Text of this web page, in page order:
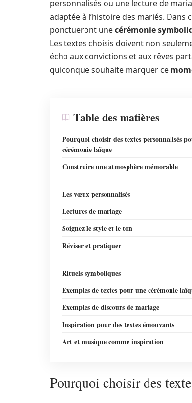
personnalisés ou une lecture de
adaptée à l’histoire des mariés.
ponctueront unecérémonie
Les textes choisis doivent non
écho aux convictions et aux rêves
quiconque souhaite marquer ce
Table des matières
Pourquoi choisir des textes personnalisés
cérémonie laïque
Construire une atmosphère mémorable
Les vœux personnalisés
Lectures de mariage
Soignez le style et le ton
Réviser et pratiquer
Rituels symboliques
Exemples de textes pour une cérémonie
Exemples de discours de mariage
Inspiration pour des textes émouvants
Art et musique comme inspiration
Pourquoi choisir des